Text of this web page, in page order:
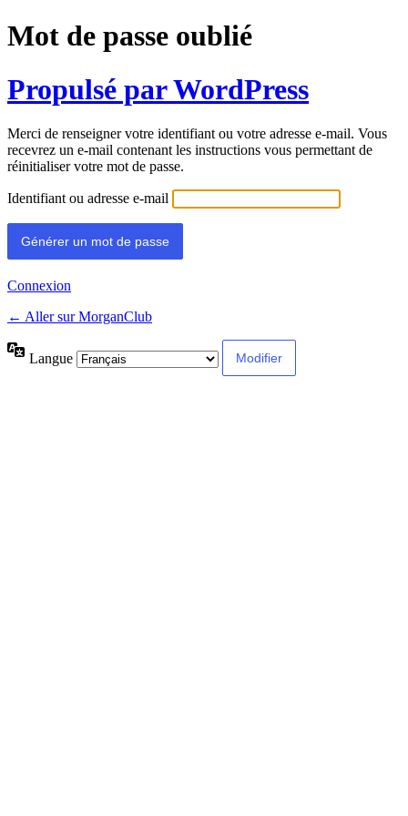
Mot de passe oublié
Propulsé par WordPress
Merci de renseigner votre identifiant ou votre adresse e-mail. Vous
recevrez un e-mail contenant les instructions vous permettant de
réinitialiser votre mot de passe.
Identifiant ou adresse e-mail
Connexion
← Aller sur MorganClub
Langue